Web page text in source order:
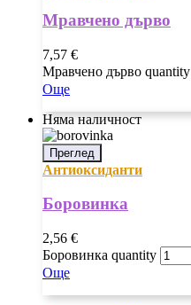
Мравчено дърво
7,57 €
Мравчено дърво quantity
Още
Няма наличност
Преглед
Антиоксиданти
Боровинка
2,56 €
Боровинка quantity
Още